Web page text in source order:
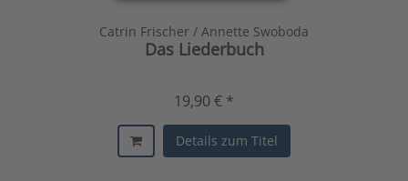
Catrin Frischer / Annette Swoboda
Das Liederbuch
19,90 € *
Details zum Titel